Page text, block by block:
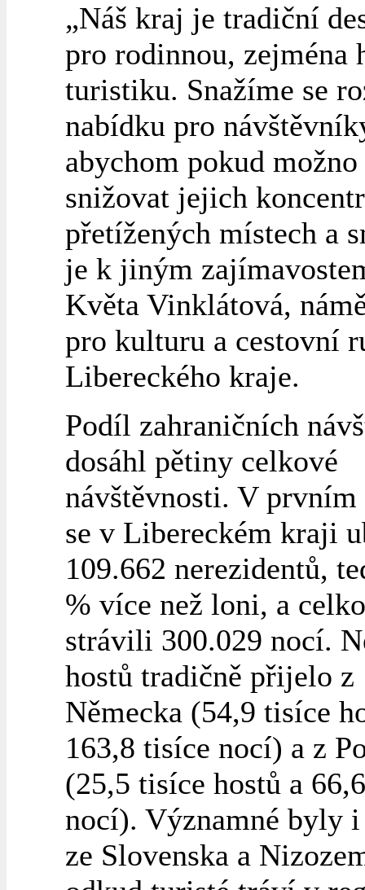
„Náš kraj je tradiční
pro rodinnou, zejména
turistiku. Snažíme se
nabídku pro
abychom pokud
snižovat jejich
přetížených místech a
je k jiným
Květa Vinklátová,
pro kulturu a cestovní
Libereckého kraje.
Podíl zahraničních
dosáhl pětiny celkové
návštěvnosti. V
se v Libereckém kraji
109.662 nerezidentů,
% více než loni, a
strávili 300.029 nocí.
hostů tradičně přijelo z
Německa (54,9 tisíce
163,8 tisíce nocí) a z
(25,5 tisíce hostů a
nocí). Významné byly
ze Slovenska a